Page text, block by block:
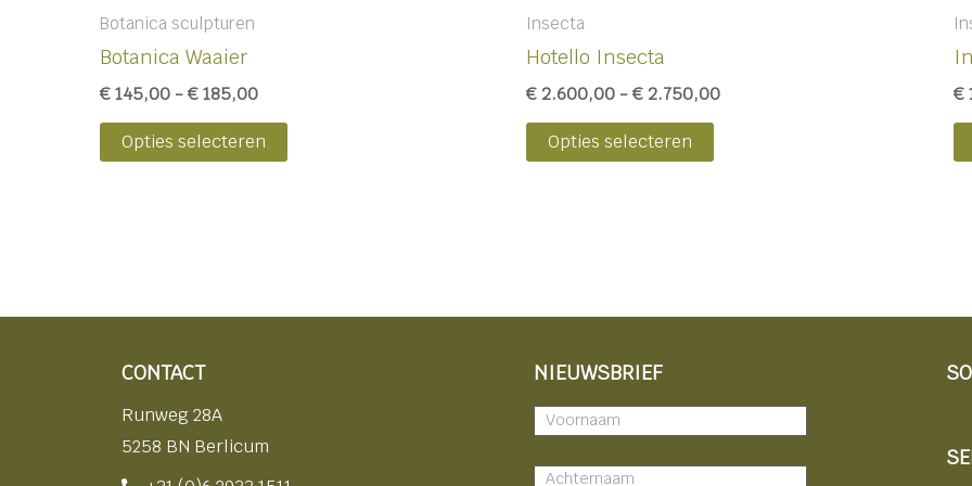
Botanica sculpturen
Botanica Waaier
€145,00 -€185,00
Opties selecteren
Insecta
Hotello Insecta
€2.600,00 - €2.750,00
Opties selecteren
€
CONTACT
Runweg 28A
5258 BN Berlicum
NIEUWSBRIEF
Nieuwsbrief
footer